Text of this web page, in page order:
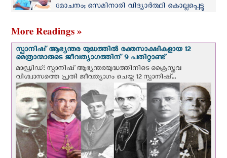
മോചനം; സെമിനാരി വിദ്യാര്‍ത്ഥി കൊല്ലപ്പെട്ടു
More Readings »
സ്പാനിഷ് ആഭ്യന്തര യുദ്ധത്തില്‍ രക്തസാക്ഷികളായ 12
മെത്രാന്മാരുടെ ജീവത്യാഗത്തിന് 9 പതിറ്റാണ്ട്
മാഡ്രിഡ്: സ്പാനിഷ് ആഭ്യന്തരയുദ്ധത്തിനിടെ ക്രൈസ്തവ
വിശ്വാസത്തെ പ്രതി ജീവത്യാഗം ചെയ്ത 12 സ്പാനിഷ്...